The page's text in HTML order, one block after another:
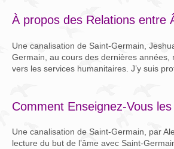
À propos des Relations entre
Une canalisation de Saint-Germain,
Germain, au cours des dernières
vers les services humanitaires. J’y suis
Comment Enseignez-Vous
Une canalisation de Saint-Germain, par
lecture du but de l’âme avec Saint-